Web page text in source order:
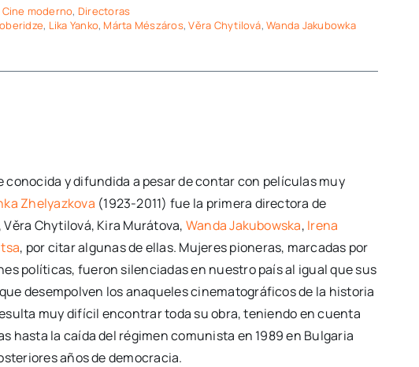
Cine moderno, Directoras
, Lika Yanko, Márta Mészáros,Věra Chytilová,Wanda Jakubowka
y difundida a pesar de contar con películas muy
Zhelyazkova (1923-2011) fue la primera directora de
Věra Chytilová, Kira Murátova, Wanda Jakubowska, Irena
, por citar algunas de ellas. Mujeres pioneras, marcadas por
políticas, fueron silenciadas en nuestro país al igual que sus
desempolven los anaqueles cinematográficos de la historia
muy difícil encontrar toda su obra, teniendo en cuenta
hasta la caída del régimen comunista en 1989 en Bulgaria
años de democracia.